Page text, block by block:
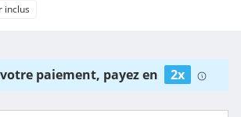
inclus
paiement, payez en 2x